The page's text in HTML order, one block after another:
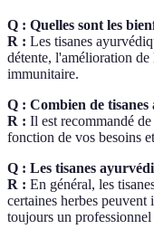
Q : Quelles sont les
R : Les tisanes
détente, l'amélioration
immunitaire.
Q : Combien de
R : Il est recommandé
fonction de vos besoins
Q : Les tisanes
R : En général, les
certaines herbes
toujours un professionnel